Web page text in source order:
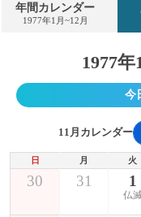
年間カレンダー
1977年1月~12月
1977
今
11月カレンダー
日 月 火
30 31 1
仏滅